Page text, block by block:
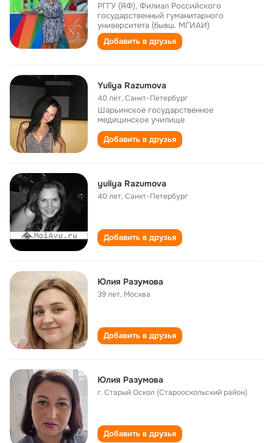
РГГУ (ЯФ), Филиал Российского
государственный гуманитарного
университета (бывш. МГИАИ)
Добавить в друзья
Yuliya Razumova
40 лет,Санкт-Петербург
Шарьинское государственное
медицинское училище
Добавить в друзья
yuliya Razumova
40 лет,Санкт-Петербург
Добавить в друзья
Юлия Разумова
39 лет, Москва
Добавить в друзья
Юлия Разумова
г. Старый Оскол (Старооскольский район)
Добавить в друзья